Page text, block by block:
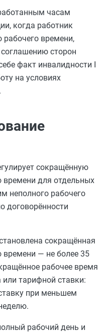
часам
когда работник
рабочего времени,
сторон
факт инвалидности I
на условиях
сокращённую
времени для отдельных
неполного рабочего
договорённости
сокращённая
времени ― не более 35
рабочее время
тарифной ставки:
при меньшем
рабочий день и